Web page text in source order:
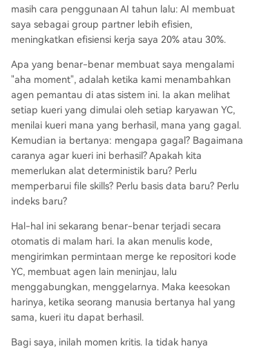
masih cara penggunaan AI tahun lalu: AI membuat
saya sebagai group partner lebih efisien,
meningkatkan efisiensi kerja saya 20% atau 30%.
Apa yang benar-benar membuat saya mengalami
"aha moment", adalah ketika kami menambahkan
agen pemantau di atas sistem ini. Ia akan melihat
setiap kueri yang dimulai oleh setiap karyawan YC,
menilai kueri mana yang berhasil, mana yang gagal.
Kemudian ia bertanya: mengapa gagal? Bagaimana
caranya agar kueri ini berhasil? Apakah kita
memerlukan alat deterministik baru? Perlu
memperbarui file skills? Perlu basis data baru? Perlu
indeks baru?
Hal-hal ini sekarang benar-benar terjadi secara
otomatis di malam hari. Ia akan menulis kode,
mengirimkan permintaan merge ke repositori kode
YC, membuat agen lain meninjau, lalu
menggabungkan, menggelarnya. Maka keesokan
harinya, ketika seorang manusia bertanya hal yang
sama, kueri itu dapat berhasil.
Bagi saya, inilah momen kritis. Ia tidak hanya